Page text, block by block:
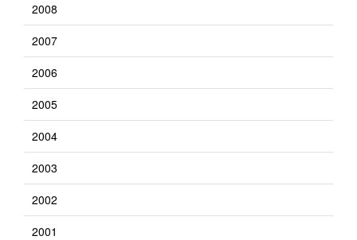
2008
2007
2006
2005
2004
2003
2002
2001